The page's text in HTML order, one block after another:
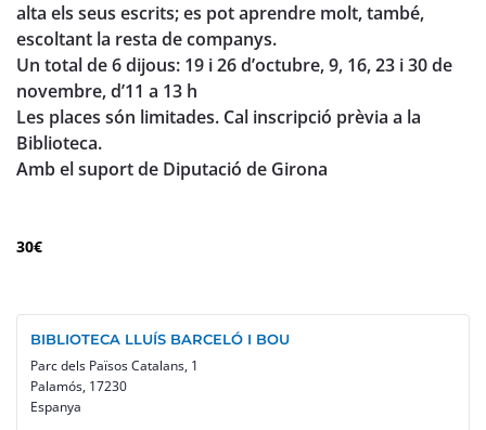
alta els seus escrits; es pot aprendre molt, també,
escoltant la resta de companys.
Un total de 6 dijous: 19 i 26 d’octubre, 9, 16, 23 i 30 de
novembre, d’11 a 13 h
Les places són limitades. Cal inscripció prèvia a la
Biblioteca.
Amb el suport de Diputació de Girona
30€
BIBLIOTECA LLUÍS BARCELÓ I BOU
Parc dels Països Catalans, 1
Palamós, 17230
Espanya